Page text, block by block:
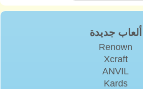
ألعاب جديدة
Renown
Xcraft
ANVIL
Kards